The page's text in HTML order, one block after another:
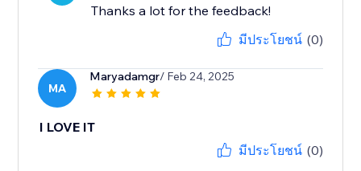
Thanks a lot for the feedback!
มีประโยชน์ (0)
MA
Maryadamgr/ Feb 24, 2025
I LOVE IT
มีประโยชน์ (0)